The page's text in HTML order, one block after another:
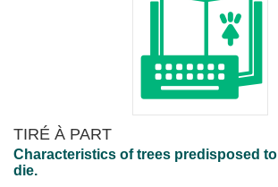
TIRÉ À PART
Characteristics of trees predisposed to
die.